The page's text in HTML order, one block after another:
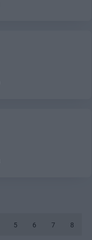
5 6 7 8